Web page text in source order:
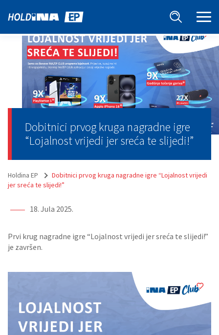
Dobitnici prvog kruga nagradne igre
“Lojalnost vrijedi jer sreća te slijedi!”
Holdina EP
Dobitnici prvog kruga nagradne igre “Lojalnost vrijedi
jer sreća te slijedi!”
18. Jula 2025.
Prvi krug nagradne igre “Lojalnost vrijedi jer sreća te slijedi!”
je završen.